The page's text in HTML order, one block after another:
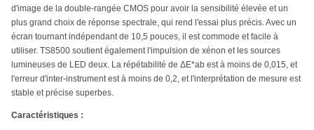
d'image de la double-rangée CMOS pour avoir la sensibilité élevée et un
plus grand choix de réponse spectrale, qui rend l'essai plus précis. Avec un
écran tournant indépendant de 10,5 pouces, il est commode et facile à
utiliser. TS8500 soutient également l'impulsion de xénon et les sources
lumineuses de LED deux. La répétabilité de ΔE*ab est à moins de 0,015, et
l'erreur d'inter-instrument est à moins de 0,2, et l'interprétation de mesure est
stable et précise superbes.
Caractéristiques :